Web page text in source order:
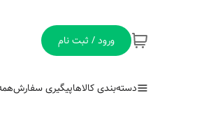
ورود / ثبت نام
دسته‌بندی کالاهاپیگیری سفارش